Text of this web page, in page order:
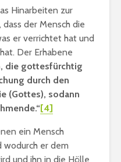
Hinarbeiten zur
der Mensch die
er verrichtet hat und
Der Erhabene
die gottesfürchtig
durch den
(Gottes), sodann
[4]
ein Mensch
wodurch er dem
und ihn in die Hölle